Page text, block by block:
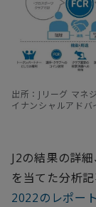
出所：Jリーグ マネ
イナンシャルアド
J2の結果の詳
を当てた分析記
2022のレポート